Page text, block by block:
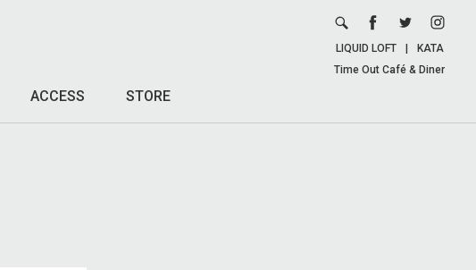
ACCESS STORE
LIQUID LOFT
KATA
Time Out Café & Diner